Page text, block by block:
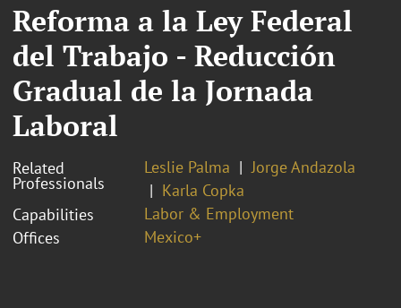
Reforma a la Ley Federal
del Trabajo - Reducción
Gradual de la Jornada
Laboral
Related
Professionals
Leslie Palma
Jorge Andazola
Karla Copka
Capabilities
Labor & Employment
Offices
Mexico+